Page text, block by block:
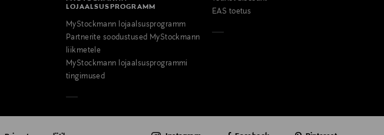
LOJAALSUSPROGRAMM
MyStockmann lojaalsusprogramm
Partnerite soodustused MyStockmann
liikmetele
MyStockmann lojaalsusprogrammi
tingimused
EAS toetus